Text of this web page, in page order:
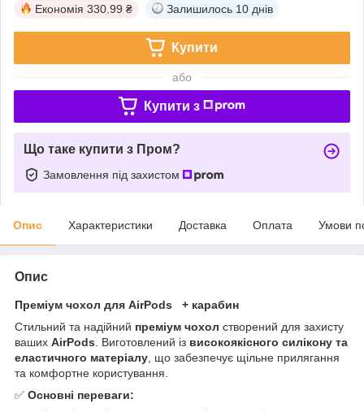
Економія 330.99 ₴ Залишилось 10 днів
Купити
або
Купити з
Що таке купити з Пром?
Замовлення під захистом
Опис Характеристики Доставка Оплата Умови
Опис
Преміум чохол для AirPods + карабин
Стильний та надійний преміум чохол створений для захисту
ваших AirPods . Виготовлений із високоякісного силікону та
еластичного матеріалу , що забезпечує щільне прилягання
та комфортне користування.
✅ Основні переваги: